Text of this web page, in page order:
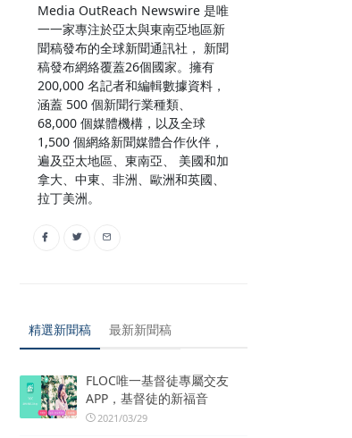
Media OutReach Newswire 是唯
一一家專注於亞太與東南亞地區新
聞稿發布的全球新聞通訊社， 新聞
稿發布網絡覆蓋26個國家。擁有
200,000 名記者和編輯數據資料，
涵蓋 500 個新聞行業種類、
68,000 個媒體機構，以及全球
1,500 個網絡新聞媒體合作伙伴，
遍及亞太地區、東南亞、 美國和加
拿大、中東、非洲、歐洲和英國、
拉丁美洲。
精選新聞稿 最新新聞稿
FLOC唯一基督徒專屬交友
APP，基督徒的新福音
2021/03/29